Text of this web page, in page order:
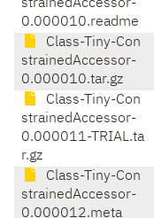
strainedAccessor-
0.000010.readme
Class-Tiny-Con
strainedAccessor-
0.000010.tar.gz
Class-Tiny-Con
strainedAccessor-
0.000011-TRIAL.ta
r.gz
Class-Tiny-Con
strainedAccessor-
0.000012.meta